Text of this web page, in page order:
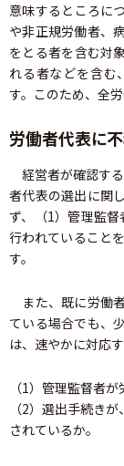
意味するところに
や非正規労働者、
をとる者を含む対
れる者などを含む
す。このため、全
労働者代表に
経営者が確認す
者代表の選出に関
ず、（1）管理監
行われていること
す。
また、既に労働
ている場合でも、
は、速やかに対応
（1）管理監督者
（2）選出手続き
されているか。